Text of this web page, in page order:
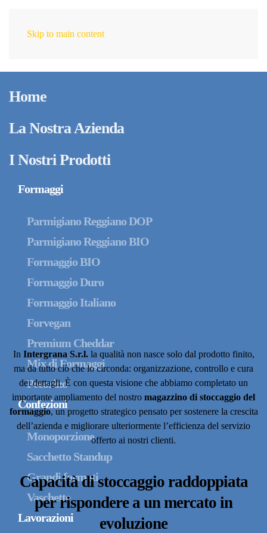
Skip to main content
Home
La Nostra Azienda
I Nostri Prodotti
Formaggi
Parmigiano Reggiano DOP
Parmigiano Reggiano BIO
Formaggio BIO
Formaggio Duro
Formaggio Italiano
Forvegan
Premium Cheddar
Mix di Formaggi
Pecorino
Confezioni
Monoporzione
Sacchetto Standup
Grandi formati
Vaschette
Lavorazioni
Intergrana cresce:
ampliato il magazzino
di stoccaggio del
formaggio
In Intergrana S.r.l.la qualità non nasce solo dal prodotto finito,
ma da tutto ciò che lo circonda: organizzazione, controllo e cura
dei dettagli. È con questa visione che abbiamo completato un
importante ampliamento del nostro magazzino di stoccaggio del
formaggio, un progetto strategico pensato per sostenere la crescita
dell’azienda e migliorare ulteriormente l’efficienza del servizio
offerto ai nostri clienti.
Capacità di stoccaggio raddoppiata
per rispondere a un mercato in
evoluzione